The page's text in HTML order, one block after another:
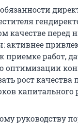
качестве перед
активнее
приемке работ,
оптимизации
рост качества
капитального
руководству